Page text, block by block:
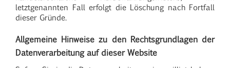
letztgenannten Fall erfolgt die Löschung nach Fortfall
dieser Gründe.
Allgemeine Hinweise zu den Rechtsgrundlagen der
Datenverarbeitung auf dieser Website